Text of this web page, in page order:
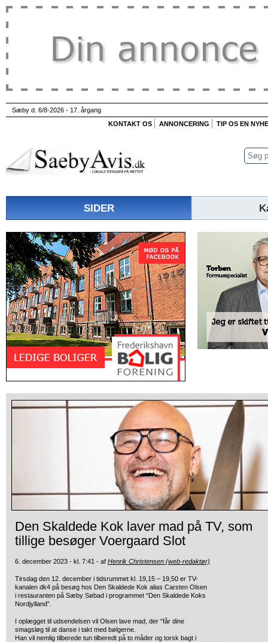
Sæby d. 6/8-2026 - 17. årgang
KONTAKT OS
ANNONCERING TIP OS EN
SIDER
Den Skaldede Kok laver mad på TV, som
tillige besøger Voergaard Slot
6. december 2023 - kl. 7:41 - af Henrik Christensen (web-redaktør)
Tirsdag den 12. december i tidsrummet kl. 19,15 – 19,50 er TV-
kanalen dk4 på besøg hos Den Skaldede Kok alias Carsten Olsen
i restauranten på Sæby Søbad i programmet “Den Skaldede Koks
Nordjylland”.
I oplægget til udsendelsen vil Olsen lave mad, der “får dine
smagsløg til at danse i takt med bølgerne.
Han vil nemlig tilberede tun tilberedt på to måder og torsk bagt i